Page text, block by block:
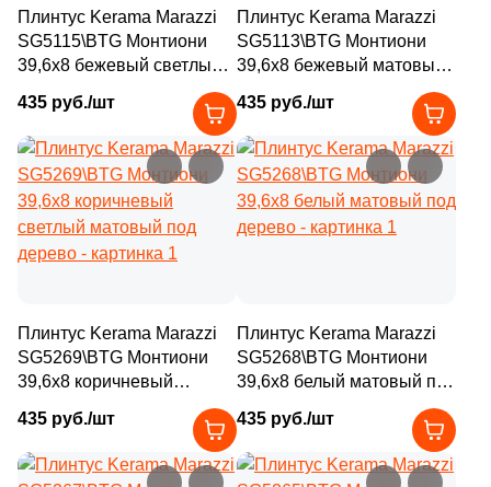
60x40 ( 2)
60х10.7 (2)
60х14.5 (6)
62.6x31.7 (1)
66.5x33 (2)
75x15 ( 4)
75x37.5 (11)
80x35 (6)
80x33 (96)
90x60 (
90x33 (40)
Плинтус Kerama Marazzi
SG5115\BTG Монтиони
39,6x8 бежевый светлый
435 руб./шт
Плинтус Kerama Marazzi
SG5113\BTG Монтиони
39,6x8 бежевый матовый
435 руб./шт
Плинтус Kerama Marazzi
SG5269\BTG Монтиони
39,6x8 коричневый
дерево
435 руб./шт
Плинтус Kerama Marazzi
SG5268\BTG Монтиони
39,6x8 белый матовый под
435 руб./шт